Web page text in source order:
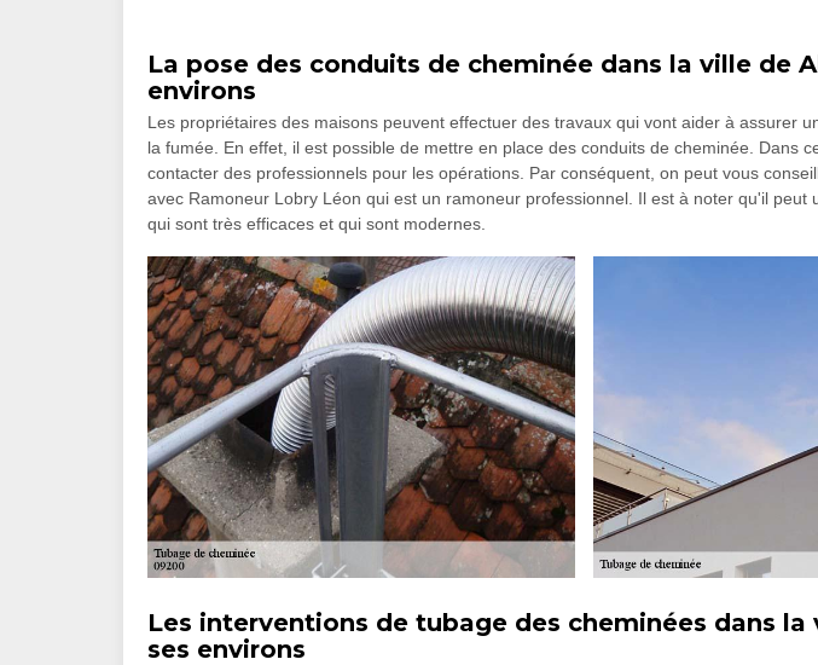
La pose des conduits de cheminée dans la ville de
environs
Les propriétaires des maisons peuvent effectuer des travaux qui vont aider à assurer
la fumée. En effet, il est possible de mettre en place des conduits de cheminée. Dans
contacter des professionnels pour les opérations. Par conséquent, on peut vous
avec Ramoneur Lobry Léon qui est un ramoneur professionnel. Il est à noter qu'il peut
qui sont très efficaces et qui sont modernes.
Les interventions de tubage des cheminées dans la
ses environs